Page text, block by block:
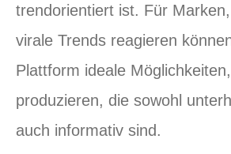
trendorientiert ist. Für
virale Trends reagieren
Plattform ideale
produzieren, die sowohl
auch informativ sind.